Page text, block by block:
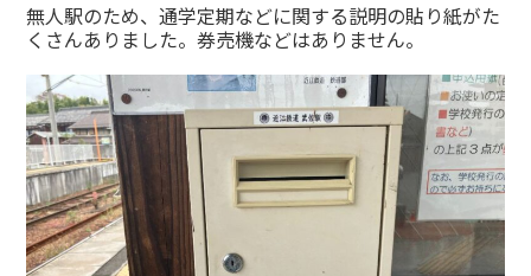
無人駅のため、通学定期などに関する説明の貼り紙がた
くさんありました。券売機などはありません。